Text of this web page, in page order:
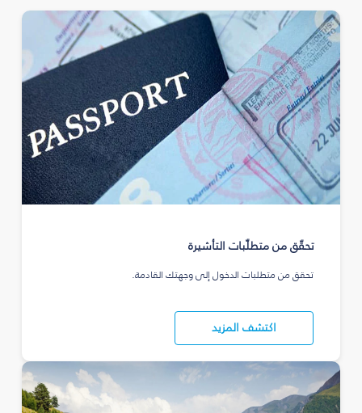
تحقّق من متطلّبات التأشيرة
تحقق من متطلبات الدخول إلى وجهتك القادمة.
اكتشف المزيد